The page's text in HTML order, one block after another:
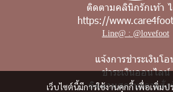
เว็บไซต์นี้มีการใช้งานคุกกี้ เพื่อเพิ่ม
ติดตามคลินิกรักเท้า
https://
Line@ : @lovefoot
แจ้งการชำระเงินโอ
ชำระเงินออนไลน์
ติดตามสถานะการสั่